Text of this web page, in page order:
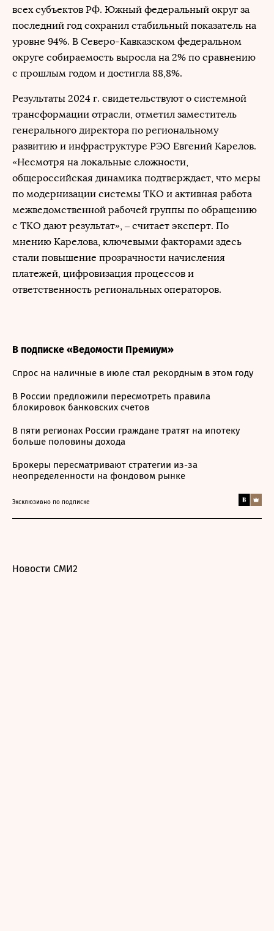
всех субъектов РФ. Южный федеральный округ за
последний год сохранил стабильный показатель на
уровне 94%. В Северо-Кавказском федеральном
округе собираемость выросла на 2% по сравнению
с прошлым годом и достигла 88,8%.
Результаты 2024 г. свидетельствуют о системной
трансформации отрасли, отметил заместитель
генерального директора по региональному
развитию и инфраструктуре РЭО Евгений Карелов.
«Несмотря на локальные сложности,
общероссийская динамика подтверждает, что меры
по модернизации системы ТКО и активная работа
межведомственной рабочей группы по обращению
с ТКО дают результат», – считает эксперт. По
мнению Карелова, ключевыми факторами здесь
стали повышение прозрачности начисления
платежей, цифровизация процессов и
ответственность региональных операторов.
В подписке «Ведомости Премиум»
Спрос на наличные в июле стал рекордным в этом году
В России предложили пересмотреть правила
блокировок банковских счетов
В пяти регионах России граждане тратят на ипотеку
больше половины дохода
Брокеры пересматривают стратегии из-за
неопределенности на фондовом рынке
Эксклюзивно по подписке
Новости СМИ2